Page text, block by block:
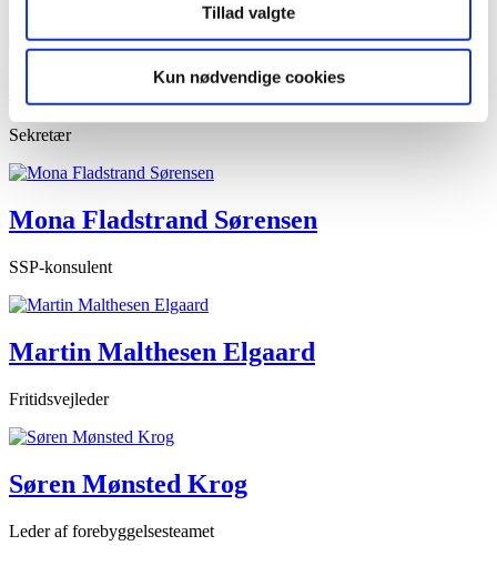
Tillad valgte
Kun nødvendige cookies
Sekretær
Mona Fladstrand Sørensen
SSP-konsulent
Martin Malthesen Elgaard
Fritidsvejleder
Søren Mønsted Krog
Leder af forebyggelsesteamet